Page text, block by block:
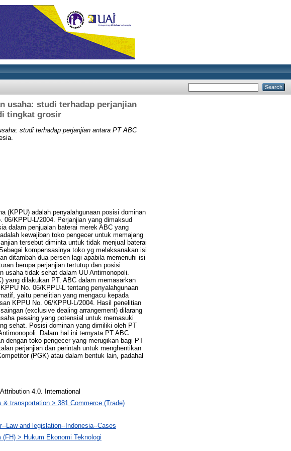
usaha: studi terhadap perjanjian
tingkat grosir
studi terhadap perjanjian antara PT ABC
(KPPU) adalah penyalahgunaan posisi dominan
06/KPPU-L/2004. Perjanjian yang dimaksud
dalam penjualan baterai merek ABC yang
kewajiban toko pengecer untuk memajang
tersebut diminta untuk tidak menjual baterai
kompensasinya toko yg melaksanakan isi
ditambah dua persen lagi apabila memenuhi isi
berupa perjanjian tertutup dan posisi
usaha tidak sehat dalam UU Antimonopoli.
yang dilakukan PT. ABC dalam memasarkan
No. 06/KPPU-L tentang penyalahgunaan
yaitu penelitian yang mengacu kepada
KPPU No. 06/KPPU-L/2004. Hasil penelitian
(exclusive dealing arrangement) dilarang
pesaing yang potensial untuk memasuki
sehat. Posisi dominan yang dimiliki oleh PT
Dalam hal ini ternyata PT ABC
dengan toko pengecer yang merugikan bagi PT
perjanjian dan perintah untuk menghentikan
(PGK) atau dalam bentuk lain, padahal
4.0. International
transportation > 381 Commerce (Trade)
Law and legislation--Indonesia--Cases
> Hukum Ekonomi Teknologi